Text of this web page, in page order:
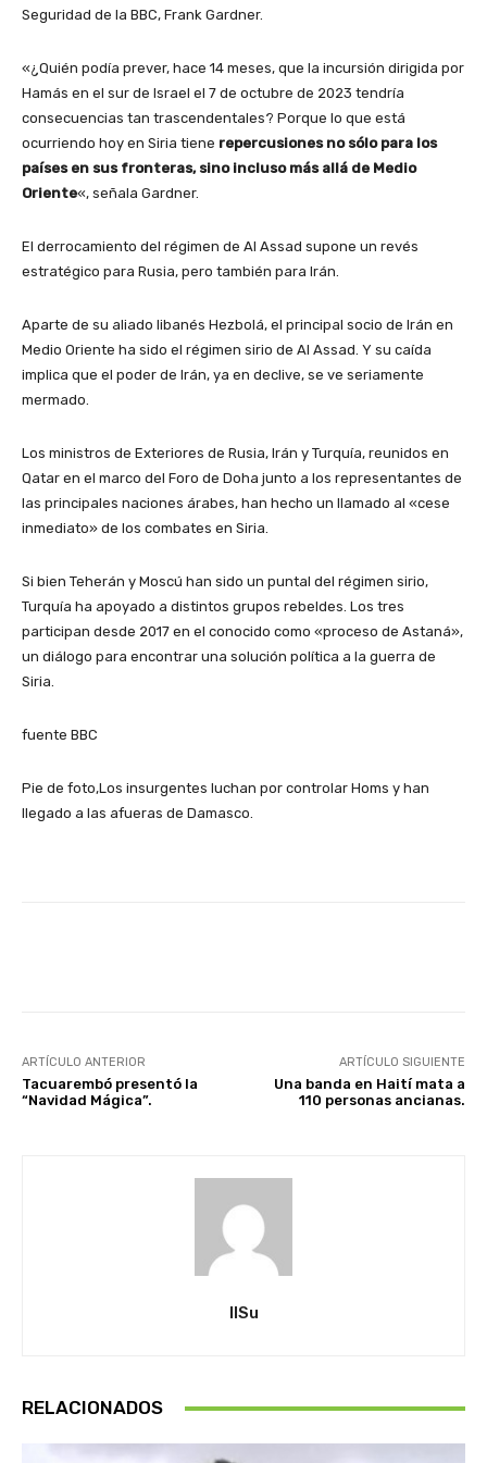
Seguridad de la BBC, Frank Gardner.
«¿Quién podía prever, hace 14 meses, que la incursión dirigida por
Hamás en el sur de Israel el 7 de octubre de 2023 tendría
consecuencias tan trascendentales? Porque lo que está
ocurriendo hoy en Siria tiene repercusiones no sólo para los
países en sus fronteras, sino incluso más allá de Medio
Oriente«, señala Gardner.
El derrocamiento del régimen de Al Assad supone un revés
estratégico para Rusia, pero también para Irán.
Aparte de su aliado libanés Hezbolá, el principal socio de Irán en
Medio Oriente ha sido el régimen sirio de Al Assad. Y su caída
implica que el poder de Irán, ya en declive, se ve seriamente
mermado.
Los ministros de Exteriores de Rusia, Irán y Turquía, reunidos en
Qatar en el marco del Foro de Doha junto a los representantes de
las principales naciones árabes, han hecho un llamado al «cese
inmediato» de los combates en Siria.
Si bien Teherán y Moscú han sido un puntal del régimen sirio,
Turquía ha apoyado a distintos grupos rebeldes. Los tres
participan desde 2017 en el conocido como «proceso de Astaná»,
un diálogo para encontrar una solución política a la guerra de
Siria.
fuente BBC
Pie de foto,Los insurgentes luchan por controlar Homs y han
llegado a las afueras de Damasco.
ARTÍCULO ANTERIOR
Tacuarembó presentó la
“Navidad Mágica”.
ARTÍCULO SIGUIENTE
Una banda en Haití mata a
110 personas ancianas.
IlSu
RELACIONADOS